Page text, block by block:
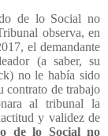
de lo Social no
observa, en
el demandante
(a saber, su
no le había sido
contrato de trabajo
al tribunal la
y validez de
de lo Social no